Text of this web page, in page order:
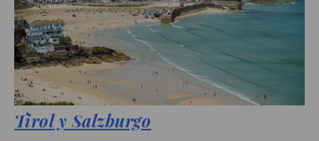
Tirol y Salzburgo